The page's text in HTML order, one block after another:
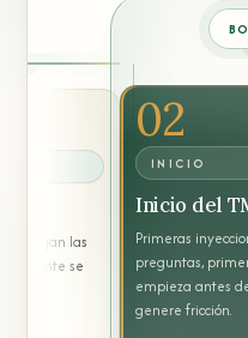
se fijan las
paciente se
02
INICIO
Inicio del
Primeras
preguntas,
empieza antes
genere fricción.